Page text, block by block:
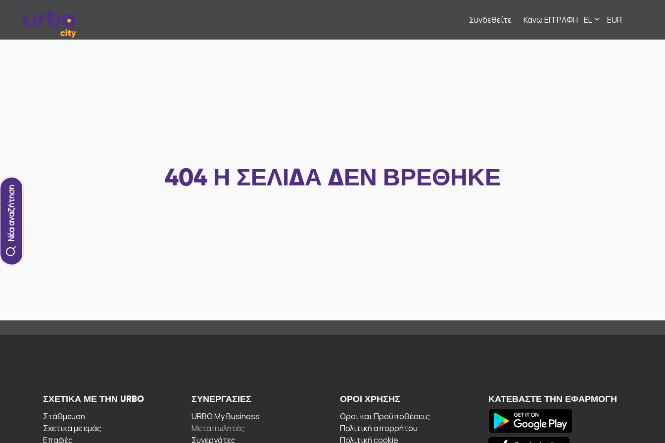
Συνδεθείτε Κανω ΕΓΓΡΑΦΗ EL EUR
Νέα αναζήτηση
404 Η ΣΕΛΊΔΑ ΔΕΝ ΒΡΈΘΗΚΕ
ΣΧΕΤΙΚΆ ΜΕ ΤΗΝ URBO
Στάθμευση
Σχετικά με εμάς
Επαφές
ΣΥΝΕΡΓΑΣΊΕΣ
URBO My Business
Μεταπωλητές
Συνεργάτες
ΟΡΟΙ ΧΡΉΣΗΣ
Οροι και Προϋποθέσεις
Πολιτική απορρήτου
Πολιτική cookie
ΚΑΤΕΒΆΣΤΕ ΤΗΝ ΕΦΑΡΜΟΓΉ